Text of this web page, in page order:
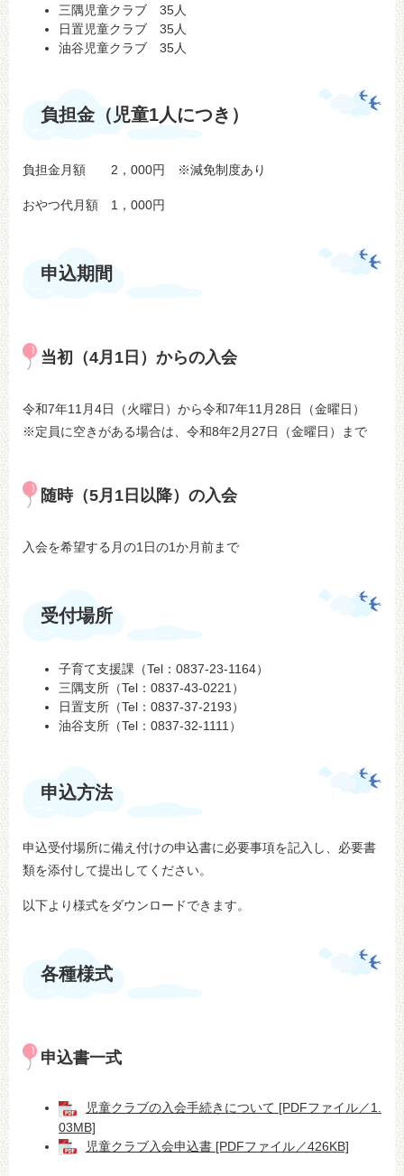
三隅児童クラブ 35人
日置児童クラブ 35人
油谷児童クラブ 35人
負担金（児童1人につき）
負担金月額 2，000円 ※減免制度あり
おやつ代月額 1，000円
申込期間
当初（4月1日）からの入会
令和7年11月4日（火曜日）から令和7年11月28日（金曜日）
※定員に空きがある場合は、令和8年2月27日（金曜日）まで
随時（5月1日以降）の入会
入会を希望する月の1日の1か月前まで
受付場所
子育て支援課（Tel：0837-23-1164）
三隅支所（Tel：0837-43-0221）
日置支所（Tel：0837-37-2193）
油谷支所（Tel：0837-32-1111）
申込方法
申込受付場所に備え付けの申込書に必要事項を記入し、必要書
類を添付して提出してください。
以下より様式をダウンロードできます。
各種様式
申込書一式
児童クラブの入会手続きについて [PDFファイル／1.
03MB]
児童クラブ入会申込書 [PDFファイル／426KB]